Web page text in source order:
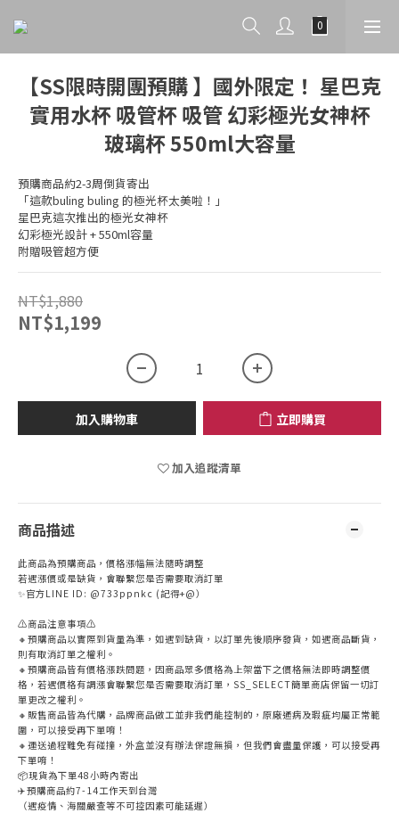
【SS限時開團預購 】國外限定！ 星巴克
實用水杯 吸管杯 吸管 幻彩極光女神杯
玻璃杯 550ml大容量
預購商品約2-3周倒貨寄出
「這款buling buling 的極光杯太美啦！」
星巴克這次推出的極光女神杯
幻彩極光設計 + 550ml容量
附贈吸管超方便
NT$1,880
NT$1,199
加入購物車 立即購買
加入追蹤清單
商品描述
此商品為預購商品，價格漲幅無法隨時調整
若遇漲價或是缺貨，會聯繫您是否需要取消訂單
✨官方LINE ID: @733ppnkc (記得+@）
⚠️商品注意事項⚠️
🔸預購商品以實際到貨量為準，如遇到缺貨，以訂單先後順序發貨，如遇商品斷貨，
則有取消訂單之權利。
🔸預購商品皆有價格漲跌問題，因商品眾多價格為上架當下之價格無法即時調整價
格，若遇價格有調漲會聯繫您是否需要取消訂單，SS_SELECT簡單商店保留一切訂
單更改之權利。
🔸販售商品皆為代購，品牌商品做工並非我們能控制的，原廠通病及瑕疵均屬正常範
圍，可以接受再下單唷！
🔸運送過程難免有碰撞，外盒並沒有辦法保證無損，但我們會盡量保護，可以接受再
下單唷！
📦現貨為下單48小時內寄出
✈️預購商品約7-14工作天到台灣
（遇疫情、海關嚴查等不可控因素可能延遲）